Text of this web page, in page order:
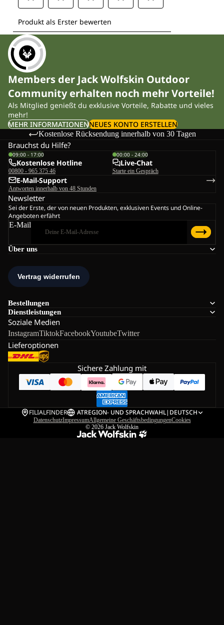
Members der Jack Wolfskin Outdoor
Community erhalten noch mehr Vorteile!
Als Mitglied genießt du exklusive Vorteile, Rabatte und vieles
mehr!
MEHR INFORMATIONENNEUES KONTO ERSTELLEN
Kostenlose Rücksendung innerhalb von 30 Tagen
Über uns
Bestellungen
Dienstleistungen
Soziale Medien
InstagramTiktokFacebookYoutubeTwitter
Lieferoptionen
Brauchst du Hilfe?
09:00 - 17:00
Kostenlose Hotline
00800 - 965 375 46
00:00 - 24:00
Live-Chat
Starte ein Gespräch
E-Mail-Support
Antworten innerhalb von 48 Stunden
Newsletter
Sei der Erste, der von neuen Produkten, exklusiven Events und Online-
Angeboten erfährt
E-Mail
Sichere Zahlung mit
FILIALFINDER ATREGION- UND SPRACHWAHL| DEUTSCH
DatenschutzImpressumAllgemeine GeschäftsbedingungenCookies
© 2026 Jack Wolfskin